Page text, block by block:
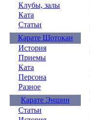
Клубы, залы
Ката
Статьи
Карате Шотокан
История
Приемы
Ката
Персона
Разное
Карате Эншин
Статьи